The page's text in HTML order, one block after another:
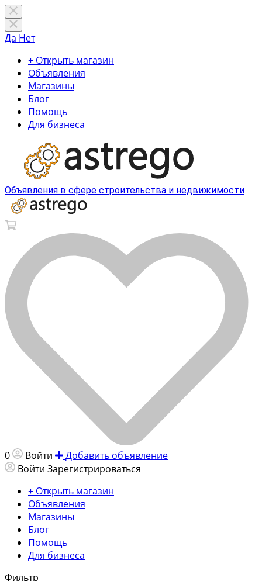
Да Нет
+ Открыть магазин
Объявления
Магазины
Блог
Помощь
Для бизнеса
Объявления в сфере строительства и недвижимости
0 Войти
Добавить объявление
Войти Зарегистрироваться
+ Открыть магазин
Объявления
Магазины
Блог
Помощь
Для бизнеса
Фильтр